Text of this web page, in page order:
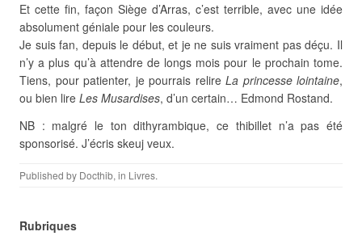
Et cette fin, façon Siège d’Arras, c’est terrible, avec une idée
absolument géniale pour les couleurs.
Je suis fan, depuis le début, et je ne suis vraiment pas déçu. Il
n’y a plus qu’à attendre de longs mois pour le prochain tome.
Tiens, pour patienter, je pourrais relire La princesse lointaine,
ou bien lire Les Musardises, d’un certain… Edmond Rostand.
NB : malgré le ton dithyrambique, ce thibillet n’a pas été
sponsorisé. J’écris skeuj veux.
Published by Docthib, in Livres.
Rubriques